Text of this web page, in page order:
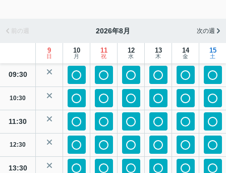
前の週 2026年8月 次の週
9
日
10
月
11
祝
12
水
13
木
14
金
15
土
09:30
10:30
11:30
12:30
13:30